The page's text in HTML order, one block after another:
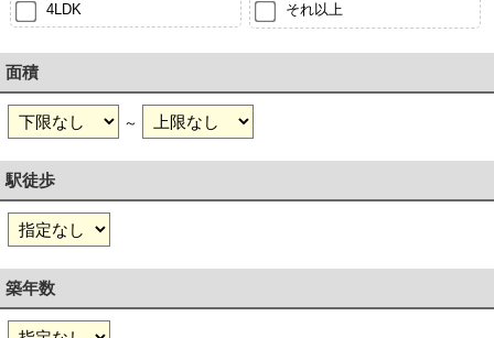
4LDK それ以上
面積
～
駅徒歩
築年数